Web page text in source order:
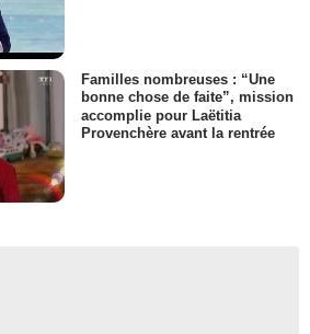
Familles nombreuses : “Une
bonne chose de faite”, mission
accomplie pour Laëtitia
Provenchère avant la rentrée